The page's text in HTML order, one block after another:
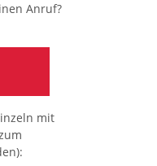
Anruf?
mit